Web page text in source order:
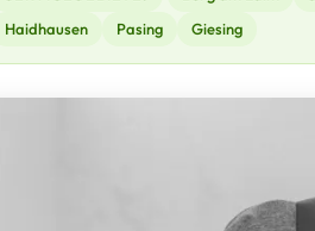
Haidhausen
Pasing Giesing